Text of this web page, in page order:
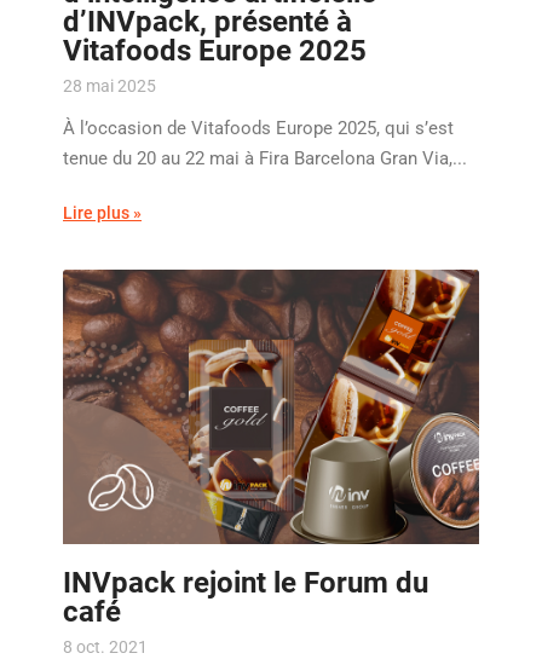
d’INVpack, présenté à
Vitafoods Europe 2025
28 mai 2025
À l’occasion de Vitafoods Europe 2025, qui s’est
tenue du 20 au 22 mai à Fira Barcelona Gran Via,...
Lire plus »
INVpack rejoint le Forum du
café
8 oct. 2021